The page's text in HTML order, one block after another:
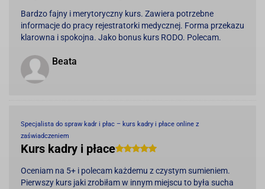
Bardzo fajny i merytoryczny kurs. Zawiera potrzebne
informacje do pracy rejestratorki medycznej. Forma przekazu
klarowna i spokojna. Jako bonus kurs RODO. Polecam.
Beata
Specjalista do spraw kadr i płac – kurs kadry i płace online z
zaświadczeniem
Kurs kadry i płace
Oceniam na 5+ i polecam każdemu z czystym sumieniem.
Pierwszy kurs jaki zrobiłam w innym miejscu to była sucha